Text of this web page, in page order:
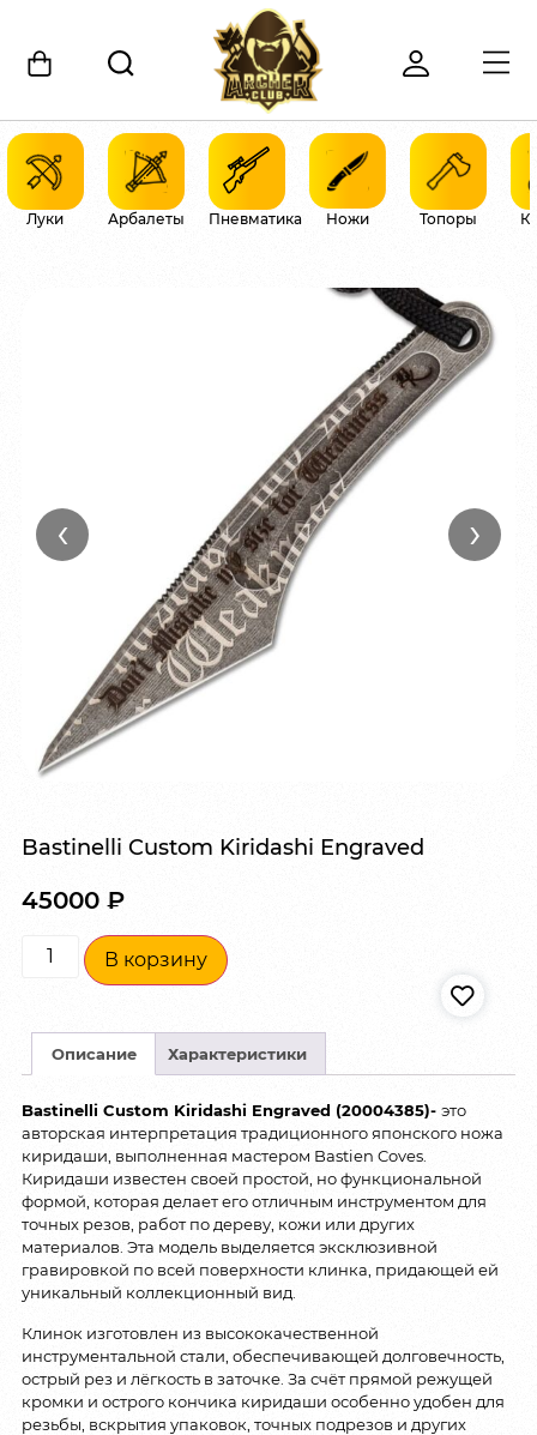
Луки Арбалеты Пневматика Ножи Топоры
‹ ›
Bastinelli Custom Kiridashi Engraved
45000 ₽
В корзину
Описание Характеристики
Bastinelli Custom Kiridashi Engraved (20004385)- это
авторская интерпретация традиционного японского ножа
киридаши, выполненная мастером Bastien Coves.
Киридаши известен своей простой, но функциональной
формой, которая делает его отличным инструментом для
точных резов, работ по дереву, кожи или других
материалов. Эта модель выделяется эксклюзивной
гравировкой по всей поверхности клинка, придающей ей
уникальный коллекционный вид.
Клинок изготовлен из высококачественной
инструментальной стали, обеспечивающей долговечность,
острый рез и лёгкость в заточке. За счёт прямой режущей
кромки и острого кончика киридаши особенно удобен для
резьбы, вскрытия упаковок, точных подрезов и других